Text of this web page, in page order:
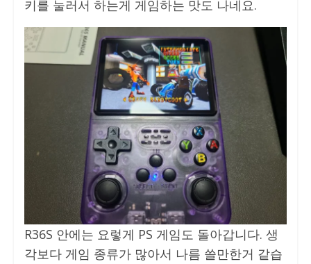
키를 눌러서 하는게 게임하는 맛도 나네요.
R36S 안에는 요렇게 PS 게임도 돌아갑니다. 생
각보다 게임 종류가 많아서 나름 쓸만한거 같습